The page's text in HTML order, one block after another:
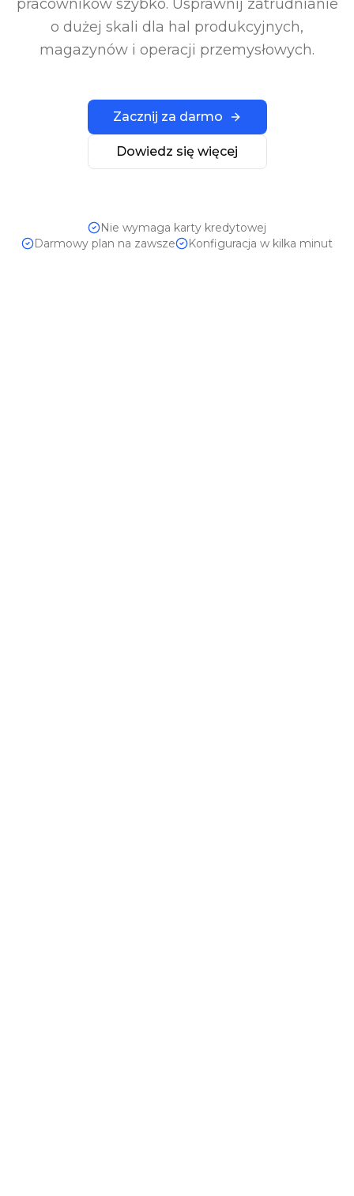
pracowników szybko. Usprawnij zatrudnianie
o dużej skali dla hal produkcyjnych,
magazynów i operacji przemysłowych.
Zacznij za darmo
Dowiedz się więcej
Nie wymaga karty kredytowej
Darmowy plan na zawsze
Konfiguracja w kilka minut